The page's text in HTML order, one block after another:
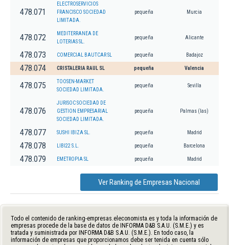
478.071
ELECTROSERVICIOS
FRANCISCO SOCIEDAD
LIMITADA.
pequeña Murcia
478.072
MEDITERRANEA DE
LOTERIAS SL.
pequeña Alicante
478.073 COMERCIAL BAUTCAR SL pequeña Badajoz
478.074 CRISTALERIA RAUL SL pequeña Valencia
478.075
TOOSEN-MARKET
SOCIEDAD LIMITADA.
pequeña Sevilla
478.076
JURISOC SOCIEDAD DE
GESTION EMPRESARIAL
SOCIEDAD LIMITADA.
pequeña Palmas (las)
478.077 SUSHI IBIZA SL. pequeña Madrid
478.078 LIBI22 S.L. pequeña Barcelona
478.079 EMETROPIA SL pequeña Madrid
Ver Ranking de Empresas Nacional
Todo el contenido de ranking-empresas.eleconomista.es y toda la información de
empresas procede de la base de datos de INFORMA D&B S.A.U. (S.M.E.) y es
tratada y suministrada por INFORMA D&B S.A.U. (S.M.E.). En todo caso, la
información de empresas que proporcionamos debe ser tenida en cuenta sólo